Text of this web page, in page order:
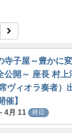
寺子屋～豊かに
公開～ 座長 村
ヴィオラ奏者）
催】
4月 11 終日